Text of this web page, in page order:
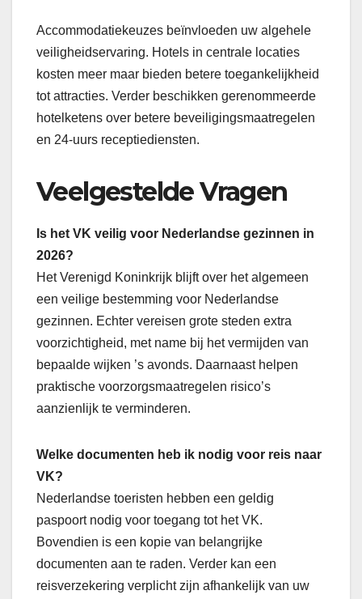
Accommodatiekeuzes beïnvloeden uw algehele
veiligheidservaring. Hotels in centrale locaties
kosten meer maar bieden betere toegankelijkheid
tot attracties. Verder beschikken gerenommeerde
hotelketens over betere beveiligingsmaatregelen
en 24-uurs receptiediensten.
Veelgestelde Vragen
Is het VK veilig voor Nederlandse gezinnen in
2026?
Het Verenigd Koninkrijk blijft over het algemeen
een veilige bestemming voor Nederlandse
gezinnen. Echter vereisen grote steden extra
voorzichtigheid, met name bij het vermijden van
bepaalde wijken ’s avonds. Daarnaast helpen
praktische voorzorgsmaatregelen risico’s
aanzienlijk te verminderen.
Welke documenten heb ik nodig voor reis naar
VK?
Nederlandse toeristen hebben een geldig
paspoort nodig voor toegang tot het VK.
Bovendien is een kopie van belangrijke
documenten aan te raden. Verder kan een
reisverzekering verplicht zijn afhankelijk van uw